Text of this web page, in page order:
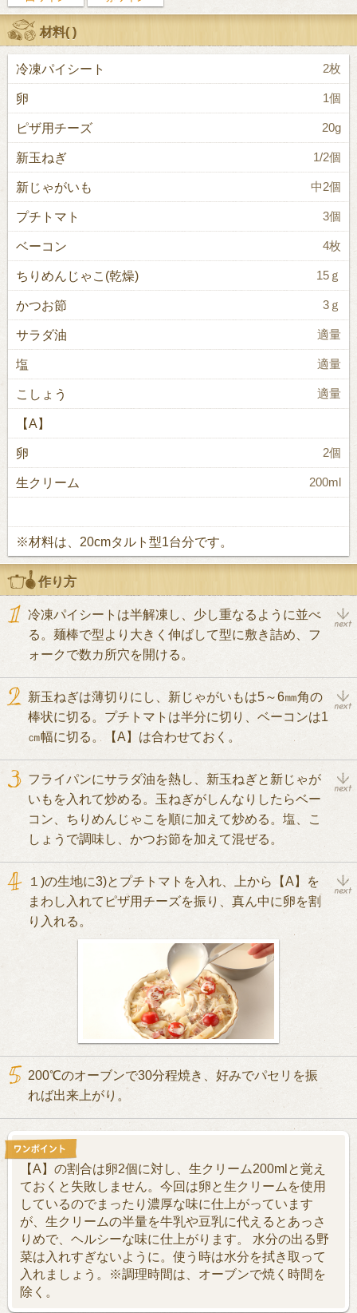
材料( )
冷凍パイシート 2枚
卵 1個
ピザ用チーズ 20g
新玉ねぎ 1/2個
新じゃがいも 中2個
プチトマト 3個
ベーコン 4枚
ちりめんじゃこ(乾燥) 15ｇ
かつお節 3ｇ
サラダ油 適量
塩 適量
こしょう 適量
【A】
卵 2個
生クリーム 200ml
※材料は、20cmタルト型1台分です。
作り方
冷凍パイシートは半解凍し、少し重なるように並べ
る。麺棒で型より大きく伸ばして型に敷き詰め、フ
ォークで数カ所穴を開ける。
新玉ねぎは薄切りにし、新じゃがいもは5～6㎜角の
棒状に切る。プチトマトは半分に切り、ベーコンは1
㎝幅に切る。【A】は合わせておく。
フライパンにサラダ油を熱し、新玉ねぎと新じゃが
いもを入れて炒める。玉ねぎがしんなりしたらベー
コン、ちりめんじゃこを順に加えて炒める。塩、こ
しょうで調味し、かつお節を加えて混ぜる。
１)の生地に3)とプチトマトを入れ、上から【A】を
まわし入れてピザ用チーズを振り、真ん中に卵を割
り入れる。
200℃のオーブンで30分程焼き、好みでパセリを振
れば出来上がり。
【A】の割合は卵2個に対し、生クリーム200mlと覚え
ておくと失敗しません。今回は卵と生クリームを使用
しているのでまったり濃厚な味に仕上がっています
が、生クリームの半量を牛乳や豆乳に代えるとあっさ
りめで、ヘルシーな味に仕上がります。 水分の出る野
菜は入れすぎないように。使う時は水分を拭き取って
入れましょう。※調理時間は、オーブンで焼く時間を
除く。